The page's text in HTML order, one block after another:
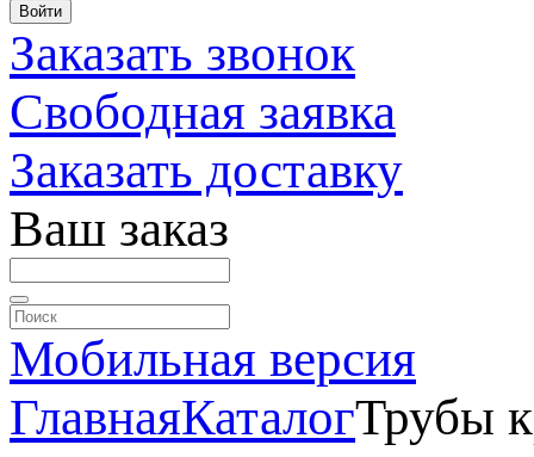
Войти
Заказать звонок
Свободная заявка
Заказать доставку
Ваш заказ
Мобильная версия
ГлавнаяКаталогТрубы